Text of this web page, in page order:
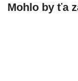
Mohlo by ťa